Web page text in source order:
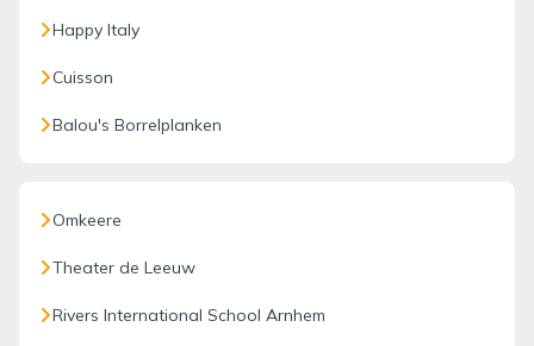
Happy Italy
Cuisson
Balou's Borrelplanken
Omkeere
Theater de Leeuw
Rivers International School Arnhem